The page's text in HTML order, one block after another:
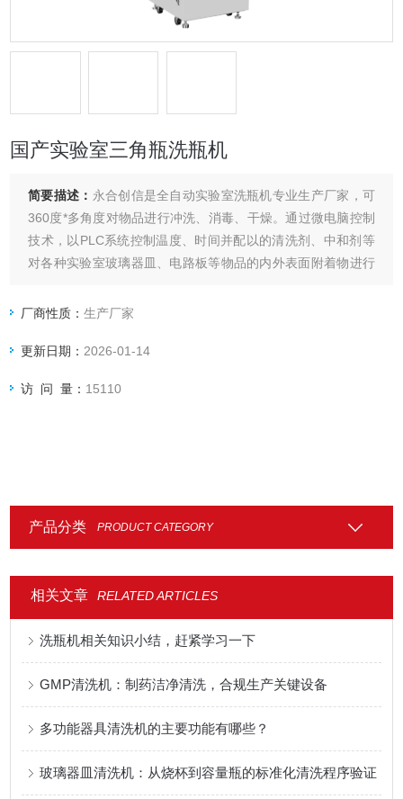
国产实验室三角瓶洗瓶机
简要描述： 永合创信是全自动实验室洗瓶机专业生产厂家，可
360度*多角度对物品进行冲洗、消毒、干燥。通过微电脑控制
技术，以PLC系统控制温度、时间并配以的清洗剂、中和剂等
对各种实验室玻璃器皿、电路板等物品的内外表面附着物进行
中心、科研院所、食品厂、化工企业、电子企业的实验室及生
厂商性质：生产厂家
更新日期： 2026-01-14
访 问 量： 15110
产品分类 PRODUCT CATEGORY
相关文章 RELATED ARTICLES
洗瓶机相关知识小结，赶紧学习一下
GMP清洗机：制药洁净清洗，合规生产关键设备
多功能器具清洗机的主要功能有哪些？
玻璃器皿清洗机：从烧杯到容量瓶的标准化清洗程序验证